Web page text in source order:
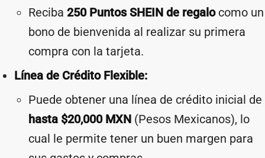
Reciba 250 Puntos SHEIN de regalocomo un
bono de bienvenida al realizar su primera
compra con la tarjeta.
Línea de Crédito Flexible:
Puede obtener una línea de crédito inicial de
hasta $20,000 MXN (Pesos Mexicanos), lo
cual le permite tener un buen margen para